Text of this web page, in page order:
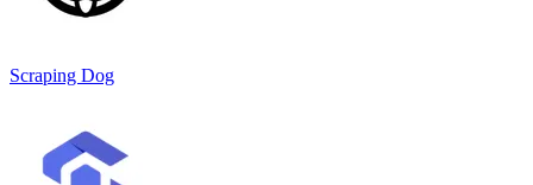
Scraping Dog